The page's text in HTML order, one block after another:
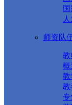
师资队
教
概
教
教
专